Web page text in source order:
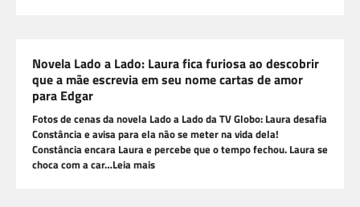
Novela Lado a Lado: Laura fica furiosa ao descobrir
que a mãe escrevia em seu nome cartas de amor
para Edgar
Fotos de cenas da novela Lado a Lado da TV Globo: Laura desafia
Constância e avisa para ela não se meter na vida dela!
Constância encara Laura e percebe que o tempo fechou. Laura se
choca com a car…Leia mais